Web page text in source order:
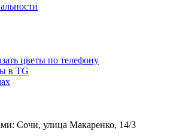
цветы по телефону
в TG
Сочи, улица Макаренко, 14/3